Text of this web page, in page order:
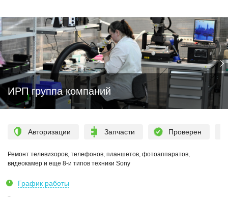
ИРП группа компаний
Авторизации Запчасти Проверен
Ремонт телевизоров, телефонов, планшетов, фотоаппаратов,
видеокамер и еще 8-и типов техники Sony
График работы